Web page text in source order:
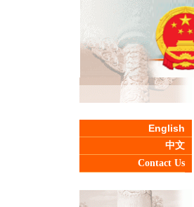
English
中文
Contact Us